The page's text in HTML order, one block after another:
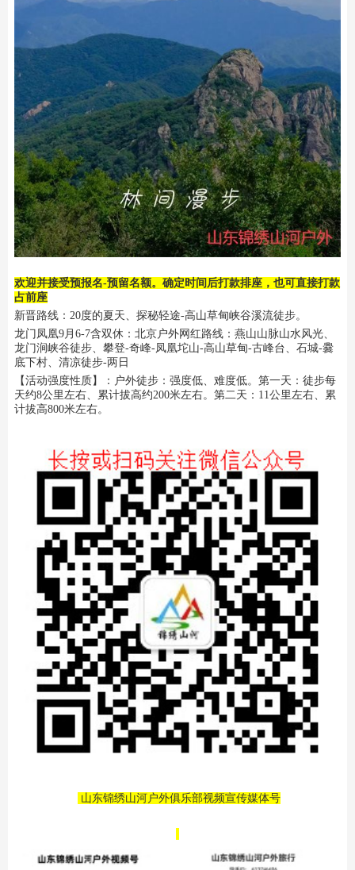
欢迎并接受预报名-预留名额。确定时间后打款排座，也可直接打款
占前座
新晋路线：20度的夏天、探秘轻途-高山草甸峡谷溪流徒步。
龙门凤凰9月6-7含双休：北京户外网红路线：燕山山脉山水风光、
龙门涧峡谷徒步、攀登-奇峰-凤凰坨山-高山草甸-古峰台、石城-爨
底下村、清凉徒步-两日
【活动强度性质】：户外徒步：强度低、难度低。第一天：徒步每
天约8公里左右、累计拔高约200米左右。第二天：11公里左右、累
计拔高800米左右。
山东锦绣山河户外俱乐部视频宣传媒体号